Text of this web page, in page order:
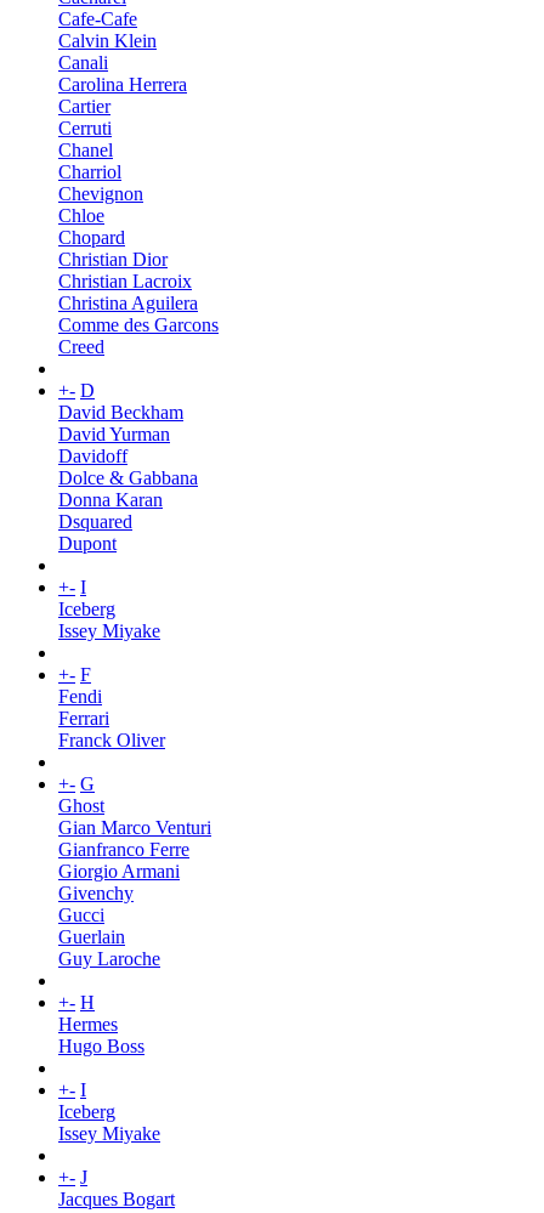
Cafe-Cafe
Calvin Klein
Canali
Carolina Herrera
Cartier
Cerruti
Chanel
Charriol
Chevignon
Chloe
Chopard
Christian Dior
Christian Lacroix
Christina Aguilera
Comme des Garcons
Creed
+- D
David Beckham
David Yurman
Davidoff
Dolce & Gabbana
Donna Karan
Dsquared
Dupont
+- I
Iceberg
Issey Miyake
+- F
Fendi
Ferrari
Franck Oliver
+- G
Ghost
Gian Marco Venturi
Gianfranco Ferre
Giorgio Armani
Givenchy
Gucci
Guerlain
Guy Laroche
+- H
Hermes
Hugo Boss
+- I
Iceberg
Issey Miyake
+- J
Jacques Bogart